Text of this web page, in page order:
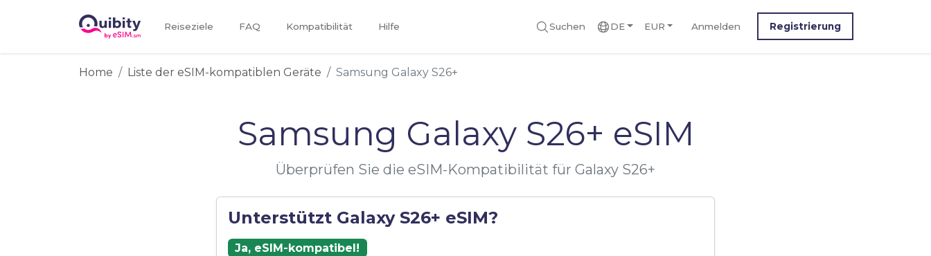
Reiseziele FAQ Kompatibilität Hilfe Suchen DE EUR Anmelden Registrierung
Home Liste der eSIM-kompatiblen Geräte Samsung Galaxy S26+
Samsung Galaxy S26+ eSIM
Überprüfen Sie die eSIM-Kompatibilität für Galaxy S26+
Unterstützt Galaxy S26+ eSIM?
Ja, eSIM-kompatibel!